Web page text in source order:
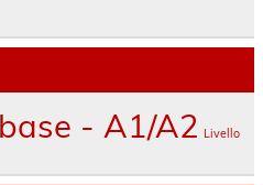
- A1/A2 Livello